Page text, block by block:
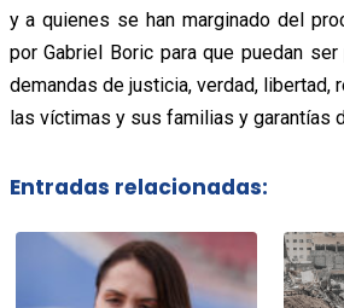
y a quienes se han marginado del
por Gabriel Boric para que puedan
demandas de justicia, verdad, libertad,
las víctimas y sus familias y garantías
Entradas relacionadas: